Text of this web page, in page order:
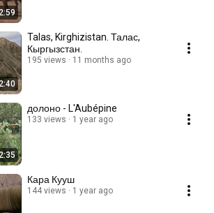
2:59
Talas, Kirghizistan. Талас,
Кыргызстан.
195 views 11 months ago
долоно - L'Aubépine
133 views 1 year ago
Кара Кууш
144 views 1 year ago